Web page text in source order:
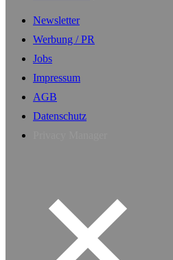
Newsletter
Werbung / PR
Jobs
Impressum
AGB
Datenschutz